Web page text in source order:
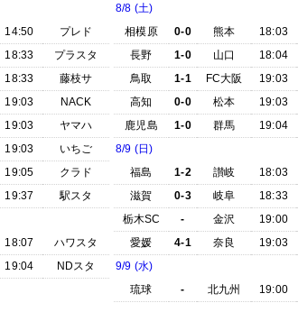
14:50
プレド
18:33
プラスタ
18:33
藤枝サ
19:03
NACK
19:03
ヤマハ
19:03
いちご
19:05
クラド
19:37
駅スタ
18:07
ハワスタ
19:04 NDスタ
8/8 (土)
相模原
0-0 熊本 18:03
長野
1-0 山口 18:04
鳥取
1-1 FC大阪 19:03
高知
0-0 松本 19:03
鹿児島
1-0 群馬 19:04
8/9 (日)
福島
1-2 讃岐 18:03
滋賀
0-3 岐阜 18:33
栃木SC
- 金沢 19:00
愛媛
4-1 奈良 19:03
9/9 (水)
琉球
- 北九州 19:00